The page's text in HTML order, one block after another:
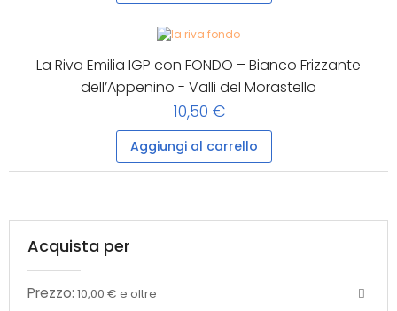
La Riva Emilia IGP con FONDO – Bianco Frizzante
dell’Appenino - Valli del Morastello
10,50 €
Aggiungi al carrello
Acquista per
Prezzo: 10,00 € e oltre